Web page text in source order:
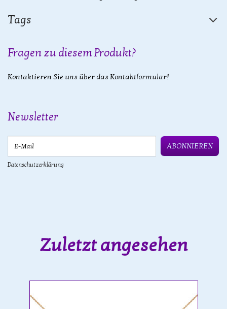
Tags
Fragen zu diesem Produkt?
Kontaktieren Sie uns über das Kontaktformular!
Newsletter
ABONNIEREN
Datenschutzerklärung
Zuletzt angesehen